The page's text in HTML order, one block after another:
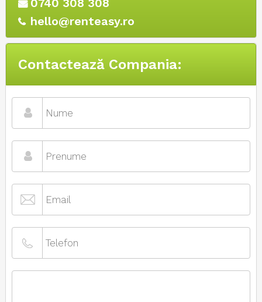
0740 308 308
hello@renteasy.ro
Contactează Compania: